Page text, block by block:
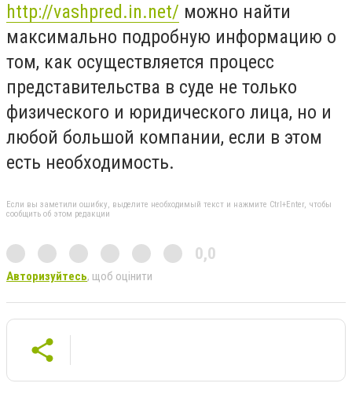
http://vashpred.in.net/ можно найти
максимально подробную информацию о
том, как осуществляется процесс
представительства в суде не только
физического и юридического лица, но и
любой большой компании, если в этом
есть необходимость.
Если вы заметили ошибку, выделите необходимый текст и нажмите Ctrl+Enter, чтобы
сообщить об этом редакции
0,0
Авторизуйтесь, щоб оцінити